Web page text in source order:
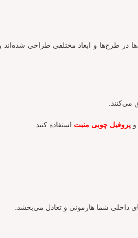
در طرح‌ها و ابعاد مختلفی طراحی شده‌اند
می‌کنند.
و پروفیل چوبی منبت استفاده کنید.
داخلی شما هارمونی و تعادل می‌بخشد.